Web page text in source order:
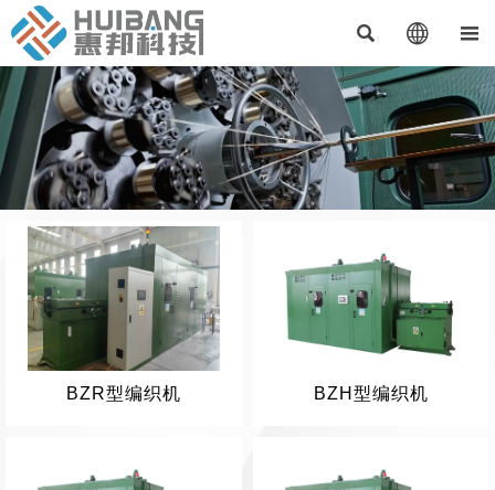
  
BZR型编织机 BZH型编织机